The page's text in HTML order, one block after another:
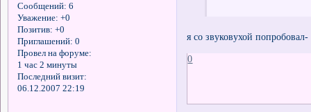
Сообщений: 6
Уважение: +0
Позитив: +0
Приглашений: 0
Провел на форуме:
1 час 2 минуты
Последний визит:
06.12.2007 22:19
я со звуковухой
0